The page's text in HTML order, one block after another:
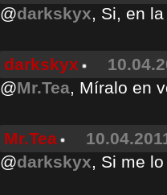
@darkskyx, Si, en
darkskyx
@Mr.Tea, Míralo en
Mr.Tea
@darkskyx, Si me